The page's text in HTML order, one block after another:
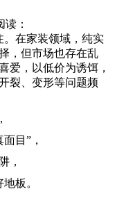
读：
。在家装领域，纯实
，但市场也存在乱
爱，以低价为诱饵，
裂、变形等问题频
目”，
，
板。